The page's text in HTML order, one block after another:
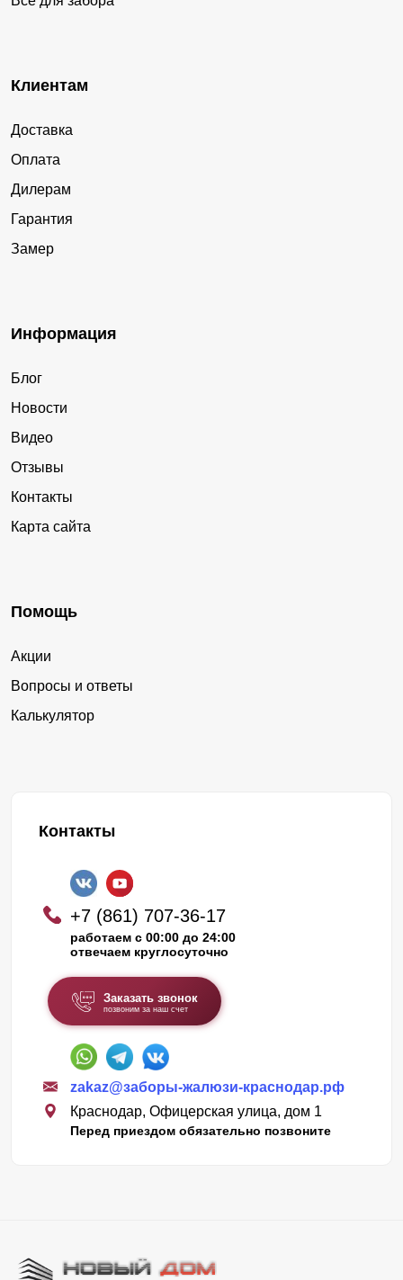
Клиентам
Доставка
Оплата
Дилерам
Гарантия
Замер
Информация
Блог
Новости
Видео
Отзывы
Контакты
Карта сайта
Помощь
Акции
Вопросы и ответы
Калькулятор
Контакты
+7 (861) 707-36-17
работаем с 00:00 до 24:00
отвечаем круглосуточно
Заказать звонок
позвоним за наш счет
zakaz@заборы-жалюзи-краснодар.рф
Краснодар, Офицерская улица, дом 1
Перед приездом обязательно позвоните